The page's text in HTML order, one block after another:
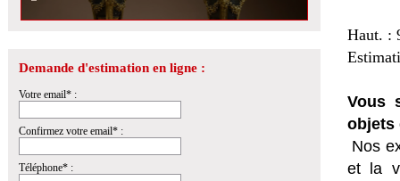
Demande d'estimation en ligne :
Votre email* :
Confirmez votre email* :
Téléphone* :
Haut. :
Vous
objets
Nos
et la